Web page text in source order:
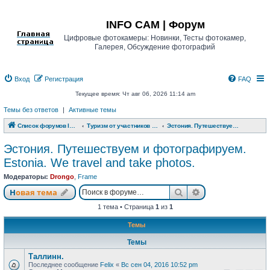
INFO CAM | Форум
Цифровые фотокамеры: Новинки, Тесты фотокамер,
Галерея, Обсуждение фотографий
Вход Регистрация FAQ
Текущее время: Чт авг 06, 2026 11:14 am
Темы без ответов | Активные темы
Список форумов INFO CAM | Форум
Эстония. Путешествуем и фотографируем.
Estonia. We travel and take photos.
Модераторы: Drongo Frame
Новая тема
Новая тема ПоискРасширенный
1 тема • Страница 1 из 1
Темы
Темы
Таллинн.
Последнее сообщение Felix « Вс сен 04, 2016 10:52 pm